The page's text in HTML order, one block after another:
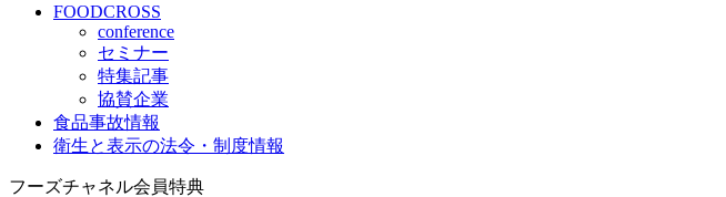
FOODCROSS
conference
セミナー
特集記事
協賛企業
食品事故情報
衛生と表示の法令・制度情報
フーズチャネル会員特典